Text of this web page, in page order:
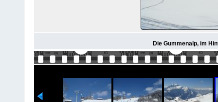
Die Gummenalp, im